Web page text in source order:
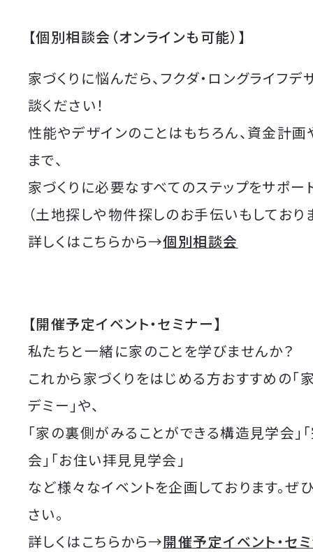
【個別相談会（オンラインも可能）】
家づくりに悩んだら、フクダ・ロングライフ
談ください！
性能やデザインのことはもちろん、資金計
まで、
家づくりに必要なすべてのステップをサポー
（土地探しや物件探しのお手伝いもしており
詳しくはこちらから→個別相談会
【開催予定イベント・セミナー】
私たちと一緒に家のことを学びませんか？
これから家づくりをはじめる方おすすめの「
デミー」や、
「家の裏側がみることができる構造見学会」
会」「お住い拝見見学会」
など様々なイベントを企画しております。ぜ
さい。
詳しくはこちらから→開催予定イベント・セ